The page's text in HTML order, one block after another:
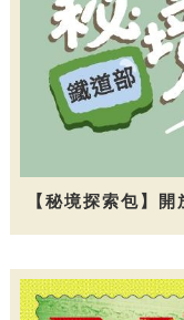
【秘境探索包】開